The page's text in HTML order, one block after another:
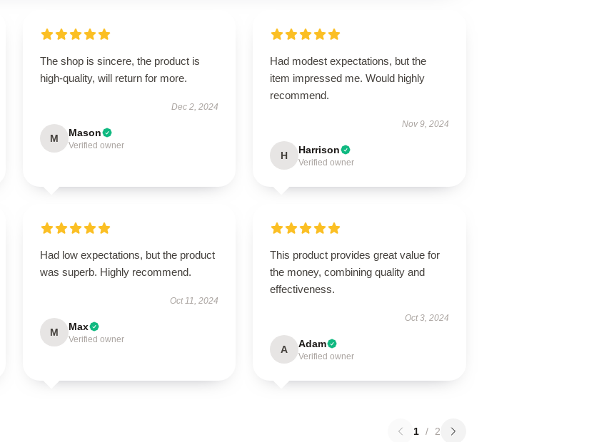
The shop is sincere, the product is
high-quality, will return for more.
Dec 2, 2024
M Mason
Verified owner
Had modest expectations, but the
item impressed me. Would highly
recommend.
Nov 9, 2024
H Harrison
Verified owner
Had low expectations, but the product
was superb. Highly recommend.
Oct 11, 2024
M Max
Verified owner
This product provides great value for
the money, combining quality and
effectiveness.
Oct 3, 2024
A Adam
Verified owner
1 / 2